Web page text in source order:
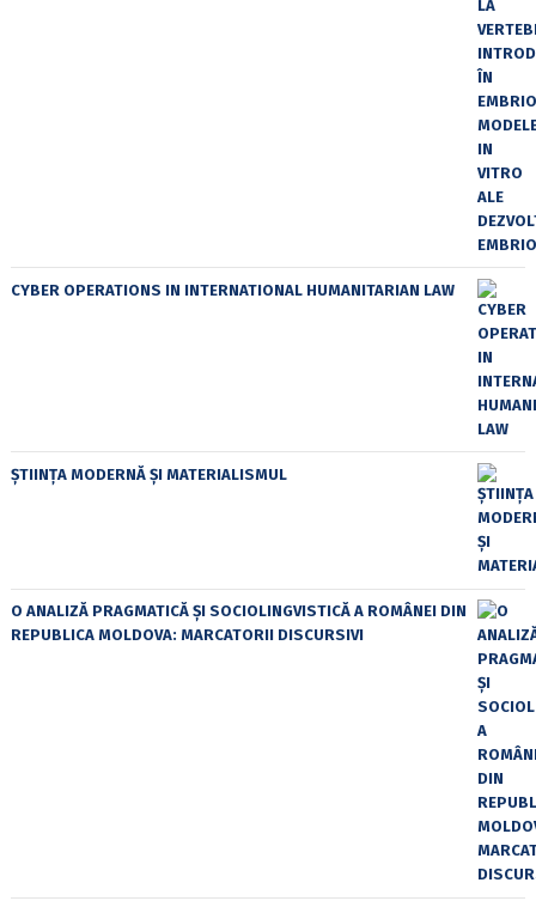
CYBER OPERATIONS IN INTERNATIONAL HUMANITARIAN LAW
ȘTIINȚA MODERNĂ ȘI MATERIALISMUL
O ANALIZĂ PRAGMATICĂ ȘI SOCIOLINGVISTICĂ A ROMÂNEI DIN
REPUBLICA MOLDOVA: MARCATORII DISCURSIVI